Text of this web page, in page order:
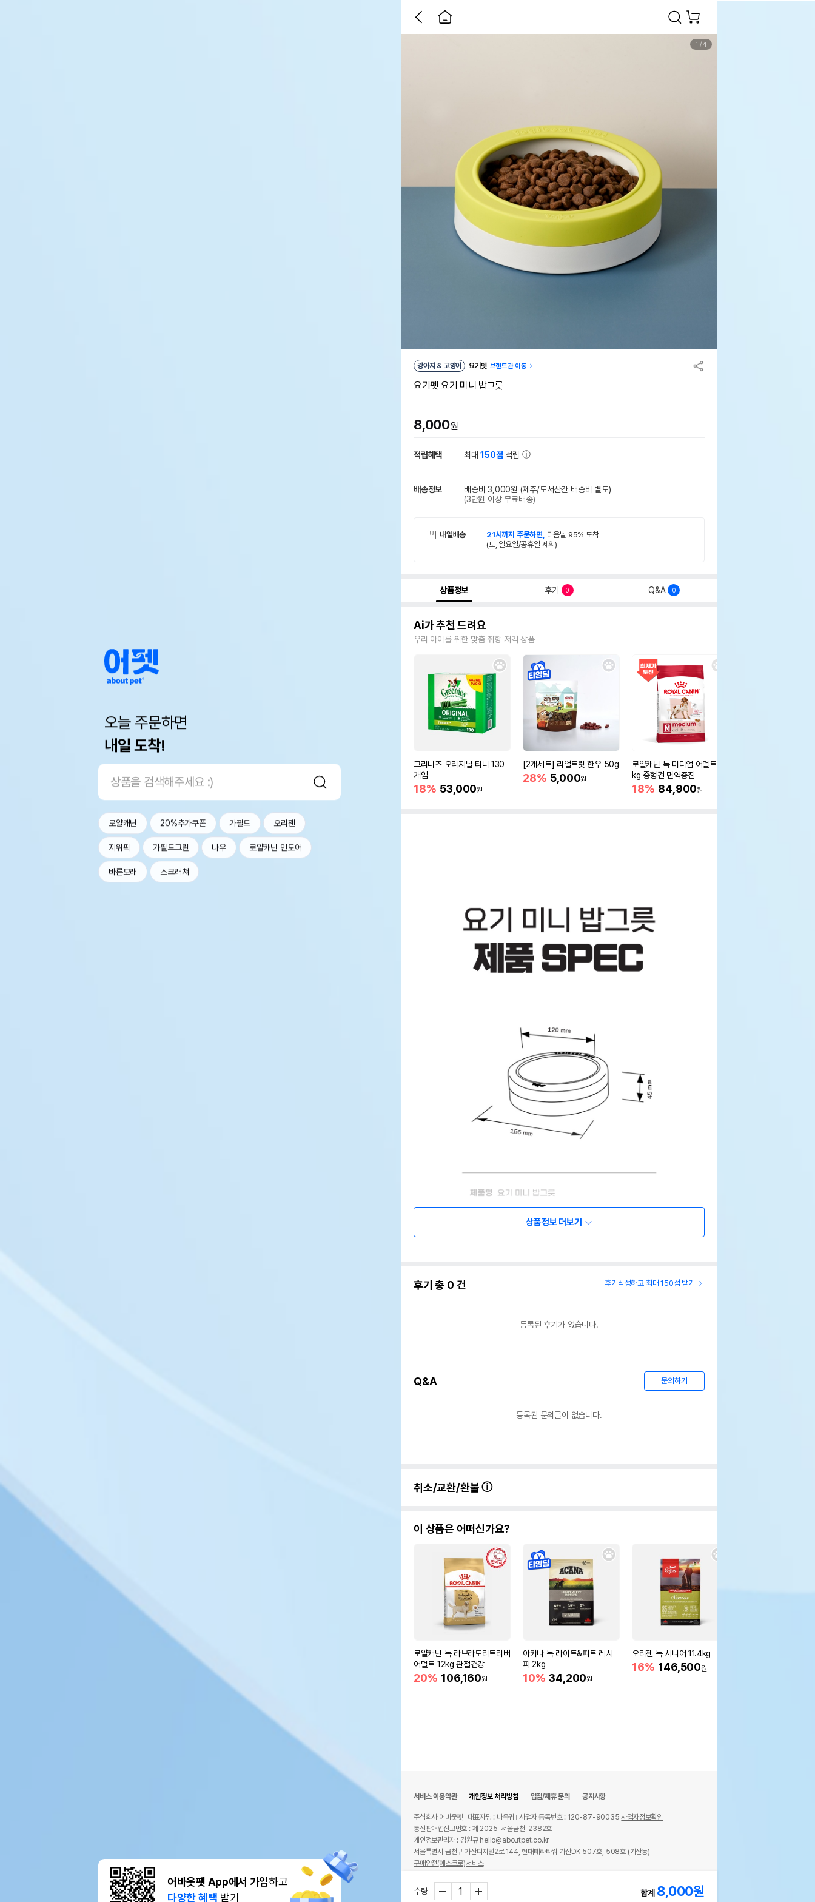
오늘 주문하면
내일 도착!
로얄캐닌 20%추가쿠폰 가필드 오리젠
지위픽 가필드그린 나우 로얄캐닌 인도어
바른모래 스크래쳐
어바웃펫 App에서 가입하고
다양한 혜택 받기
1 /4
강아지 & 고양이 요기펫 브랜드관 이동
요기펫 요기 미니 밥그릇
8,000원
적립혜택 최대150점 적립
배송정보 배송비 3,000원 (제주/도서산간 배송비 별도)
(3만원 이상 무료배송)
내일배송 21시까지 주문하면, 다음날 95% 도착
(토, 일요일/공휴일 제외)
상품정보 후기 0 Q&A 0
Ai가 추천 드려요
우리 아이를 위한 맞춤 취향 저격 상품
그리니즈 오리지널 티니 130
개입
18% 53,000원
[2개세트] 리얼트릿 한우 50g
28% 5,000원
로얄캐닌 독 미디엄 어덜트 10
kg 중형견 면역증진
18% 84,900원
상품정보 더보기
후기 총 0 건 후기작성하고 최대 150점 받기
등록된 후기가 없습니다.
Q&A 문의하기
등록된 문의글이 없습니다.
취소/교환/환불
이 상품은 어떠신가요?
로얄캐닌 독 라브라도리트리버
어덜트 12kg 관절건강
20% 106,160원
아카나 독 라이트&피트 레시
피 2kg
10% 34,200원
오리젠 독 시니어 11.4kg
16% 146,500원
수량 합계 8,000원
서비스 이용약관 개인정보 처리방침 입점/제휴 문의 공지사항
주식회사 어바웃펫 대표자명 : 나옥귀 사업자 등록번호 : 120-87-90035사업자정보확인
통신판매업신고번호 : 제 2025-서울금천-2382호
개인정보관리자 : 김원규 hello@aboutpet.co.kr
서울특별시 금천구 가산디지털2로 144, 현대테라타워 가산DK 507호, 508호 (가산동)
구매안전(에스크로)서비스